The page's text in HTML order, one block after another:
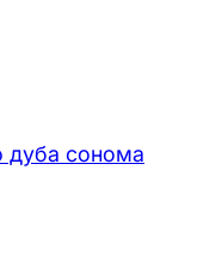
дуба сонома